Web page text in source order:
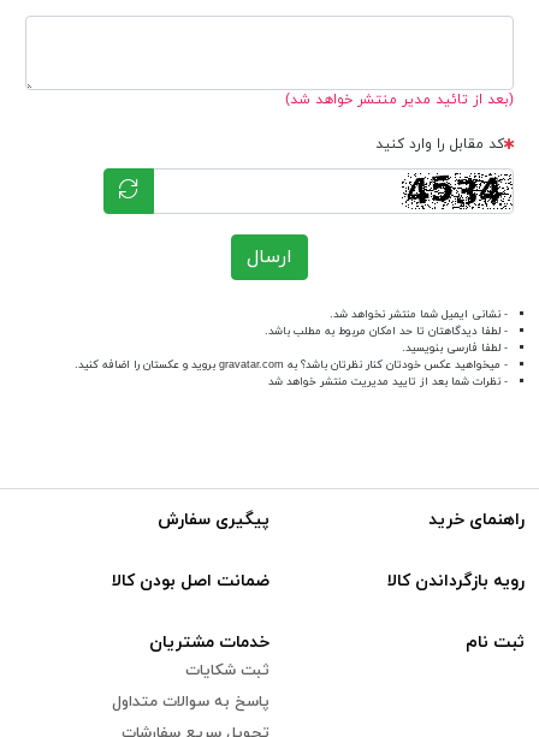
(بعد از تائید مدیر منتشر خواهد شد)
کد مقابل را وارد کنید
ارسال
- نشانی ایمیل شما منتشر نخواهد شد.
- لطفا دیدگاهتان تا حد امکان مربوط به مطلب باشد.
- لطفا فارسی بنویسید.
- میخواهید عکس خودتان کنار نظرتان باشد؟ به gravatar.com بروید و عکستان را اضافه کنید.
- نظرات شما بعد از تایید مدیریت منتشر خواهد شد
راهنمای خرید پیگیری سفارش
رویه بازگرداندن کالا ضمانت اصل بودن کالا
ثبت نام خدمات مشتریان
ثبت شکایات
پاسخ به سوالات متداول